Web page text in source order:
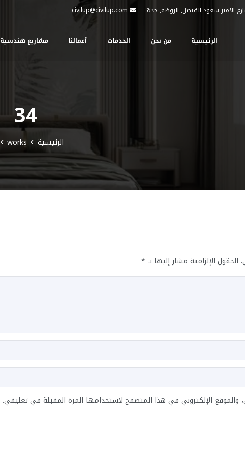
الامير سعود الفيصل, الروضة, جدة civilup@civilup.com
الرئيسية من نحن الخدمات أعمالنا مشاريع هندسية
34
الرئيسية works
الحقول الإلزامية مشار إليها بـ *
والموقع الإلكتروني في هذا المتصفح لاستخدامها المرة المقبلة في تعليقي.